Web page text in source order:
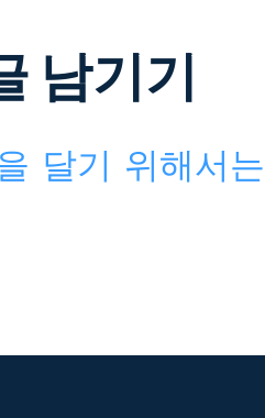
남기기
달기 위해서는